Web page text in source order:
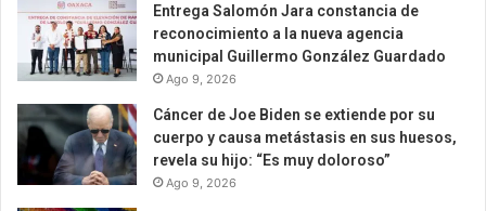
Entrega Salomón Jara constancia de
reconocimiento a la nueva agencia
municipal Guillermo González Guardado
Ago 9, 2026
Cáncer de Joe Biden se extiende por su
cuerpo y causa metástasis en sus huesos,
revela su hijo: “Es muy doloroso”
Ago 9, 2026